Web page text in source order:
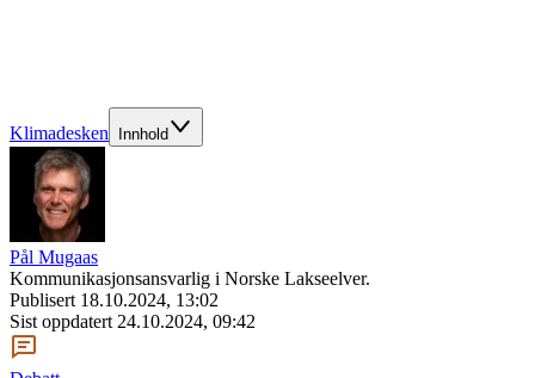
Klimadesken Innhold
Pål Mugaas
Kommunikasjonsansvarlig i Norske Lakseelver.
Publisert 18.10.2024, 13:02
Sist oppdatert 24.10.2024, 09:42